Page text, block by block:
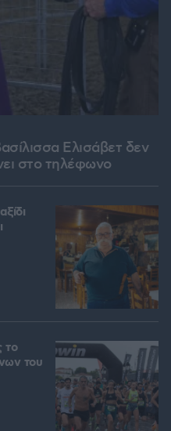
Ελισάβετ δεν
στο τηλέφωνο
το
του